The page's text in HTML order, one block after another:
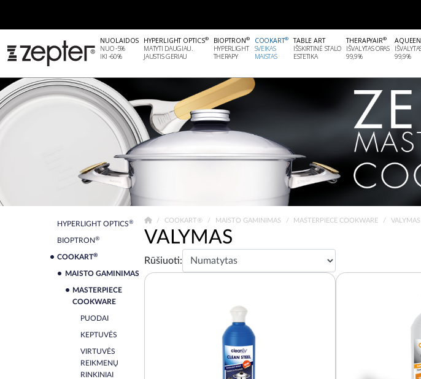
NUOLAIDOS
NUO -5%
IKI -60%
HYPERLIGHT OPTICS®
MATYTI DAUGIAU.
JAUSTIS GERIAU
BIOPTRON®
HYPERLIGHT
THERAPY
COOKART®
SVEIKAS
MAISTAS
TABLE ART
IŠSKIRTINĖ STALO
ESTETIKA
THERAPYAIR®
IŠVALYTAS ORAS
99,9%
99,9%
HYPERLIGHT OPTICS®
BIOPTRON®
COOKART®
MAISTO GAMINIMAS
MASTERPIECE
COOKWARE
PUODAI
KEPTUVĖS
VIRTUVĖS
REIKMENŲ
RINKINIAI
COOKART® MAISTO GAMINIMAS MASTERPIECE COOKWARE VALYMAS
VALYMAS
Rūšiuoti: